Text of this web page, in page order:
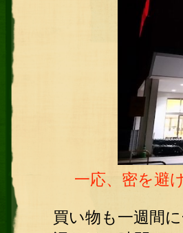
一応、密を避
買い物も一週間